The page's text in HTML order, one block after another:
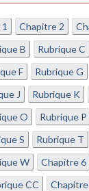
Chapitre 2
B Rubrique C
F Rubrique G
J Rubrique K
O Rubrique P
S Rubrique T
W Chapitre 6
CC